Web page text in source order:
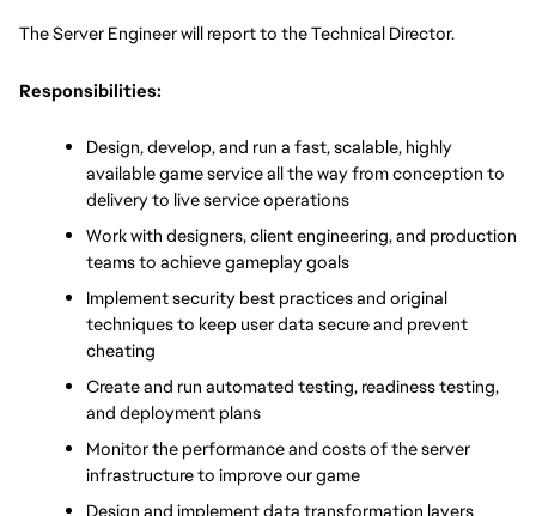
The Server Engineer will report to the Technical Director.
Responsibilities:
Design, develop, and run a fast, scalable, highly
available game service all the way from conception to
delivery to live service operations
Work with designers, client engineering, and production
teams to achieve gameplay goals
Implement security best practices and original
techniques to keep user data secure and prevent
cheating
Create and run automated testing, readiness testing,
and deployment plans
Monitor the performance and costs of the server
infrastructure to improve our game
Design and implement data transformation layers